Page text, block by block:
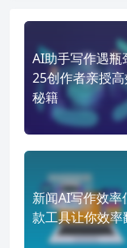
AI助手写作遇瓶
25创作者亲授
秘籍
新闻AI写作效率
款工具让你效率